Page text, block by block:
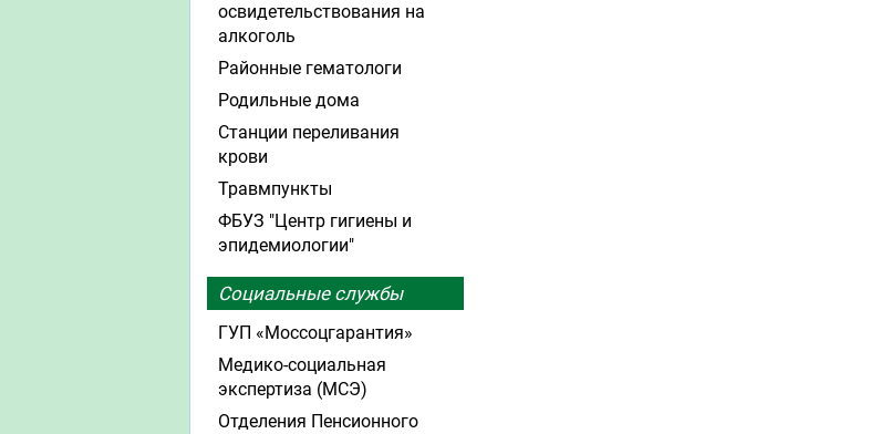
освидетельствования на
алкоголь
Районные гематологи
Родильные дома
Станции переливания
крови
Травмпункты
ФБУЗ "Центр гигиены и
эпидемиологии"
Социальные службы
ГУП «Моссоцгарантия»
Медико-социальная
экспертиза (МСЭ)
Отделения Пенсионного